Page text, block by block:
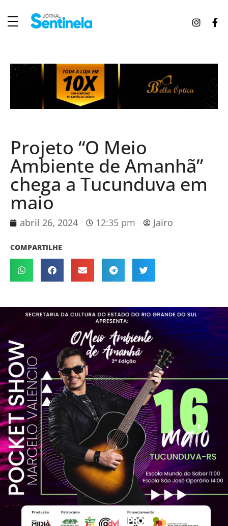
Projeto “O Meio
Ambiente de Amanhã”
chega a Tucunduva em
maio
abril 26, 2024 12:35 pm Jairo
COMPARTILHE